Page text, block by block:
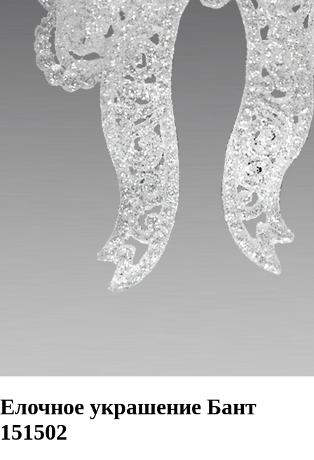
Елочное украшение Бант
151502